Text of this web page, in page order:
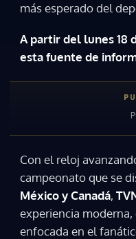
más esperado del
A partir del lunes 18
esta fuente de
Con el reloj
campeonato que se
México y Canadá,
experiencia
enfocada en el